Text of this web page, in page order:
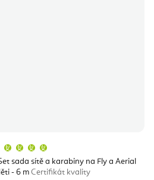
sada sítě a karabiny na Fly a Aerial
- 6 m Certifikát kvality
produktu
je
5,0